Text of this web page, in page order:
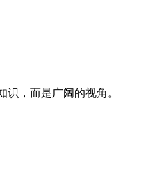
，而是广阔的视角。